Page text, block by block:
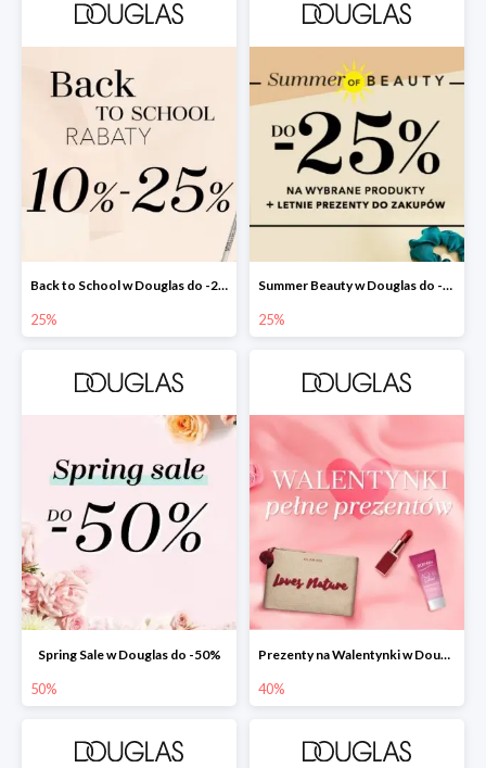
Back to School w Douglas do -25%
25%
Summer Beauty w Douglas do -25%
25%
Spring Sale w Douglas do -50%
50%
Prezenty na Walentynki w Douglas do -40%
40%